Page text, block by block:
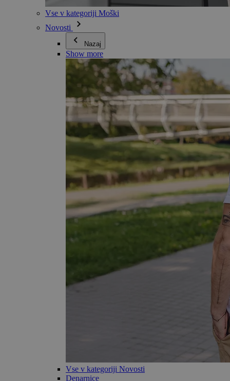
Vse v kategoriji Moški
Novosti
Nazaj
Show more
Vse v kategoriji Novosti
Denarnice